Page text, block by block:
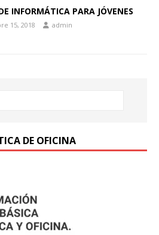
INFORMÁTICA PARA JÓVENES
15, 2018 admin
DE OFICINA